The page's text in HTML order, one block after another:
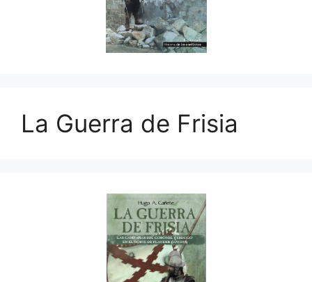
La Guerra de Frisia